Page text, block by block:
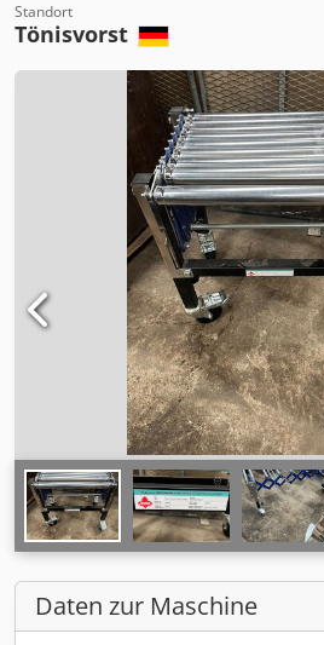
Standort
Tönisvorst
Daten zur Maschine